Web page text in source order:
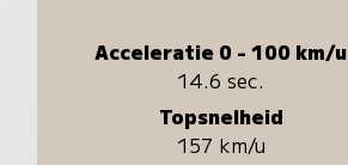
Acceleratie 0 - 100 km/u
14.6 sec.
Topsnelheid
157 km/u